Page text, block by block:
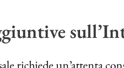
richiede un’attenta